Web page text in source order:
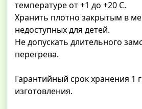
температуре от +1 до +20 С.
Хранить плотно закрытым в
недоступных для детей.
Не допускать длительного
перегрева.
Гарантийный срок хранения 1
изготовления.